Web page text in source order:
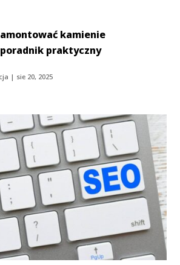
kamienie
praktyczny
| sie 20, 2025